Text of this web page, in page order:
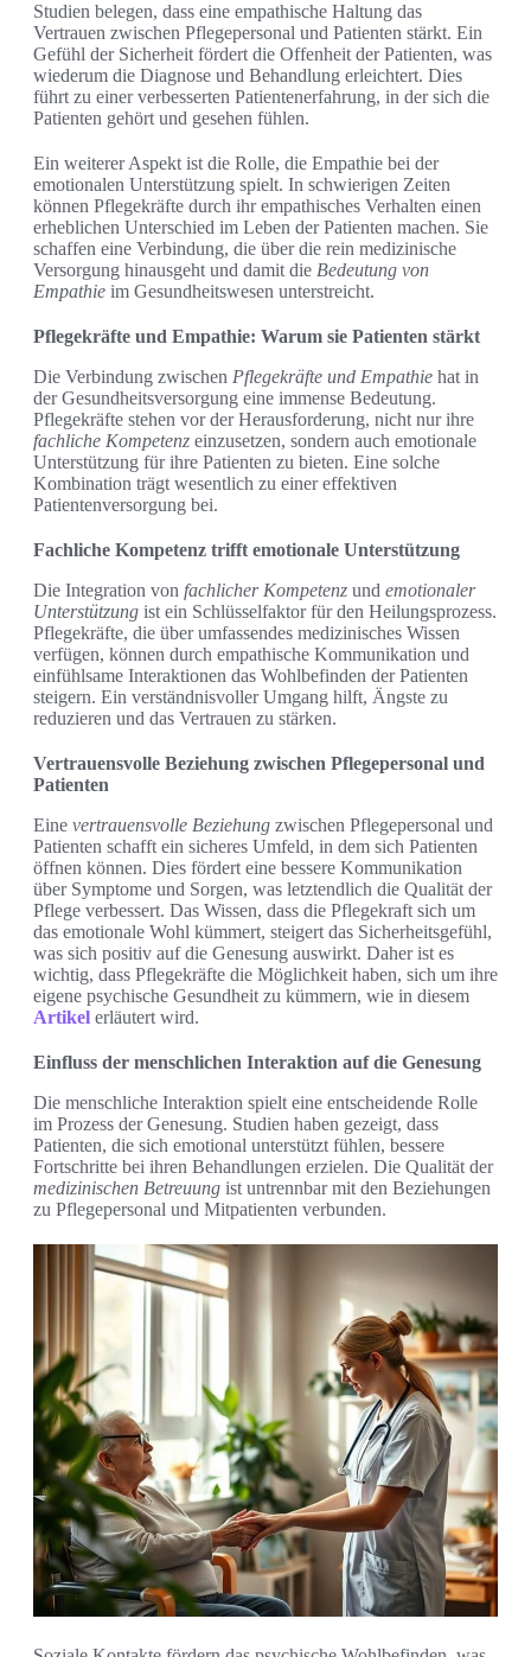
Studien belegen, dass eine empathische Haltung das
Vertrauen zwischen Pflegepersonal und Patienten stärkt. Ein
Gefühl der Sicherheit fördert die Offenheit der Patienten, was
wiederum die Diagnose und Behandlung erleichtert. Dies
führt zu einer verbesserten Patientenerfahrung, in der sich die
Patienten gehört und gesehen fühlen.
Ein weiterer Aspekt ist die Rolle, die Empathie bei der
emotionalen Unterstützung spielt. In schwierigen Zeiten
können Pflegekräfte durch ihr empathisches Verhalten einen
erheblichen Unterschied im Leben der Patienten machen. Sie
schaffen eine Verbindung, die über die rein medizinische
Versorgung hinausgeht und damit die Bedeutung von
Empathie im Gesundheitswesen unterstreicht.
Pflegekräfte und Empathie: Warum sie Patienten stärkt
Die Verbindung zwischen Pflegekräfte und Empathie hat in
der Gesundheitsversorgung eine immense Bedeutung.
Pflegekräfte stehen vor der Herausforderung, nicht nur ihre
fachliche Kompetenz einzusetzen, sondern auch emotionale
Unterstützung für ihre Patienten zu bieten. Eine solche
Kombination trägt wesentlich zu einer effektiven
Patientenversorgung bei.
Fachliche Kompetenz trifft emotionale Unterstützung
Die Integration von fachlicher Kompetenz und emotionaler
Unterstützung ist ein Schlüsselfaktor für den Heilungsprozess.
Pflegekräfte, die über umfassendes medizinisches Wissen
verfügen, können durch empathische Kommunikation und
einfühlsame Interaktionen das Wohlbefinden der Patienten
steigern. Ein verständnisvoller Umgang hilft, Ängste zu
reduzieren und das Vertrauen zu stärken.
Vertrauensvolle Beziehung zwischen Pflegepersonal und
Patienten
Eine vertrauensvolle Beziehung zwischen Pflegepersonal und
Patienten schafft ein sicheres Umfeld, in dem sich Patienten
öffnen können. Dies fördert eine bessere Kommunikation
über Symptome und Sorgen, was letztendlich die Qualität der
Pflege verbessert. Das Wissen, dass die Pflegekraft sich um
das emotionale Wohl kümmert, steigert das Sicherheitsgefühl,
was sich positiv auf die Genesung auswirkt. Daher ist es
wichtig, dass Pflegekräfte die Möglichkeit haben, sich um ihre
eigene psychische Gesundheit zu kümmern, wie in diesem
Artikel erläutert wird.
Einfluss der menschlichen Interaktion auf die Genesung
Die menschliche Interaktion spielt eine entscheidende Rolle
im Prozess der Genesung. Studien haben gezeigt, dass
Patienten, die sich emotional unterstützt fühlen, bessere
Fortschritte bei ihren Behandlungen erzielen. Die Qualität der
medizinischen Betreuung ist untrennbar mit den Beziehungen
zu Pflegepersonal und Mitpatienten verbunden.